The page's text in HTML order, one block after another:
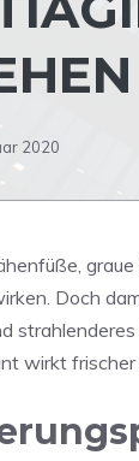
2020
Doch
wirkt